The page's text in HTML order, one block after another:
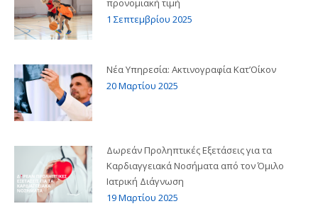
προνομιακή τιμή
1 Σεπτεμβρίου 2025
Νέα Υπηρεσία: Ακτινογραφία Κατ’Οίκον
20 Μαρτίου 2025
Δωρεάν Προληπτικές Εξετάσεις για τα
Καρδιαγγειακά Νοσήματα από τον Όμιλο
Ιατρική Διάγνωση
19 Μαρτίου 2025